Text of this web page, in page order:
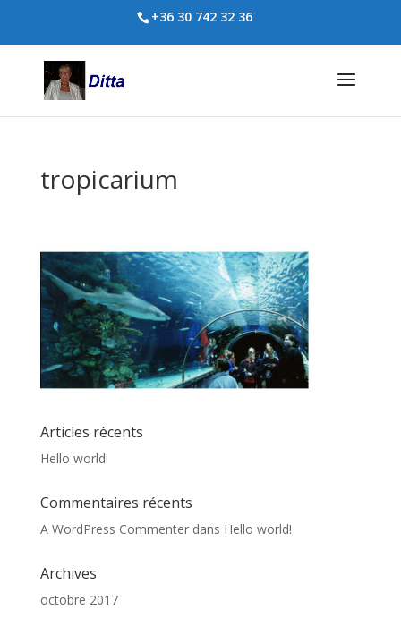
+36 30 742 32 36
tropicarium
Articles récents
Hello world!
Commentaires récents
A WordPress Commenterdans Hello world!
Archives
octobre 2017